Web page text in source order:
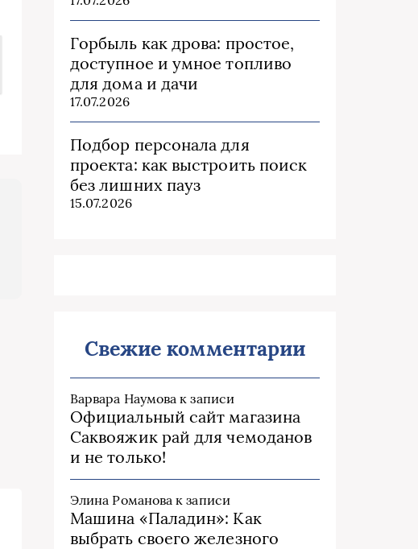
Горбыль как дрова: простое,
доступное и умное топливо
для дома и дачи
17.07.2026
Подбор персонала для
проекта: как выстроить поиск
без лишних пауз
15.07.2026
Свежие комментарии
Варвара Наумова к записи
Официальный сайт магазина
Саквояжик рай для чемоданов
и не только!
Элина Романова к записи
Машина «Паладин»: Как
выбрать своего железного